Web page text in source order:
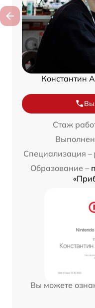
Константин
Стаж
Специализация –
Образование –
Вы можете